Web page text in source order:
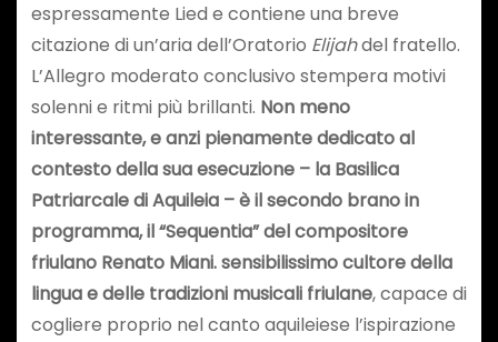
espressamente Lied e contiene una breve
citazione di un’aria dell’Oratorio Elijahdel fratello.
L’Allegro moderato conclusivo stempera motivi
solenni e ritmi più brillanti. Non meno
interessante, e anzi pienamente dedicato al
contesto della sua esecuzione – la Basilica
Patriarcale di Aquileia – è il secondo brano in
programma, il “Sequentia” del compositore
friulano Renato Miani.sensibilissimo cultore della
lingua e delle tradizioni musicali friulane, capace di
cogliere proprio nel canto aquileiese l’ispirazione